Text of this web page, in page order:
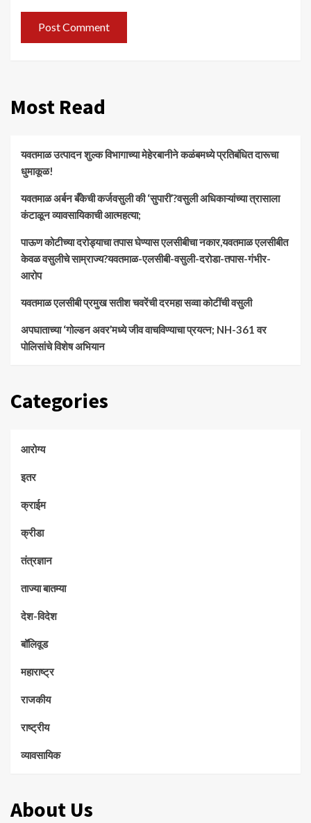
Most Read
यवतमाळ उत्पादन शुल्क विभागाच्या मेहेरबानीने कळंबमध्ये प्रतिबंधित दारूचा
धुमाकूळ!
​यवतमाळ अर्बन बँकेची कर्जवसुली की ‘सुपारी’?वसुली अधिकाऱ्यांच्या त्रासाला
कंटाळून व्यावसायिकाची आत्महत्या;
पाऊण कोटीच्या दरोड्याचा तपास घेण्यास एलसीबीचा नकार,यवतमाळ एलसीबीत
केवळ वसुलीचे साम्राज्य?यवतमाळ-एलसीबी-वसुली-दरोडा-तपास-गंभीर-
आरोप
यवतमाळ एलसीबी प्रमुख सतीश चवरेंची दरमहा सव्वा कोटींची वसुली
अपघाताच्या ‘गोल्डन अवर’मध्ये जीव वाचविण्याचा प्रयत्न; NH-361 वर
पोलिसांचे विशेष अभियान
Categories
आरोग्य
इतर
क्राईम
क्रीडा
तंत्रज्ञान
ताज्या बातम्या
देश-विदेश
बॉलिवूड
महाराष्ट्र
राजकीय
राष्ट्रीय
व्यावसायिक
About Us